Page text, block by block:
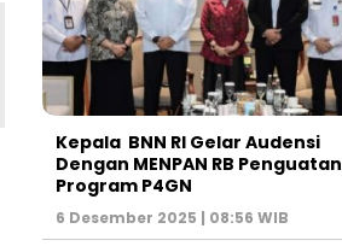
Kepala BNN RI Gelar Audensi
Dengan MENPAN RB Penguatan
Program P4GN
6 Desember 2025 | 08:56 WIB